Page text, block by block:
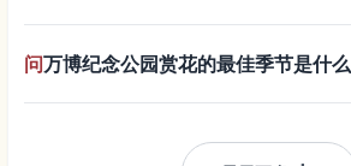
问万博纪念公园赏花的最佳季节是什